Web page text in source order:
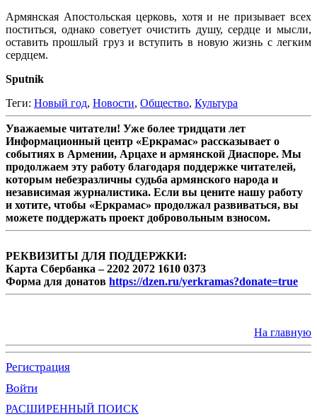
Армянская Апостольская церковь, хотя и не призывает всех
поститься, однако советует очистить душу, сердце и мысли,
оставить прошлый груз и вступить в новую жизнь с легким
сердцем.
Sputnik
Теги: Новый год, Новости, Общество, Культура
Уважаемые читатели! Уже более тридцати лет
Информационный центр «Еркрамас» рассказывает о
событиях в Армении, Арцахе и армянской Диаспоре. Мы
продолжаем эту работу благодаря поддержке читателей,
которым небезразличны судьба армянского народа и
независимая журналистика. Если вы цените нашу работу
и хотите, чтобы «Еркрамас» продолжал развиваться, вы
можете поддержать проект добровольным взносом.
РЕКВИЗИТЫ ДЛЯ ПОДДЕРЖКИ:
Карта Сбербанка – 2202 2072 1610 0373
Форма для донатов https://dzen.ru/yerkramas?donate=true
На главную
Регистрация
Войти
РАСШИРЕННЫЙ ПОИСК